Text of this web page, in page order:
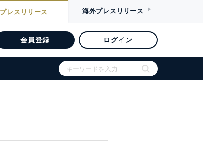
プレスリリース 海外プレスリリース
会員登録 ログイン